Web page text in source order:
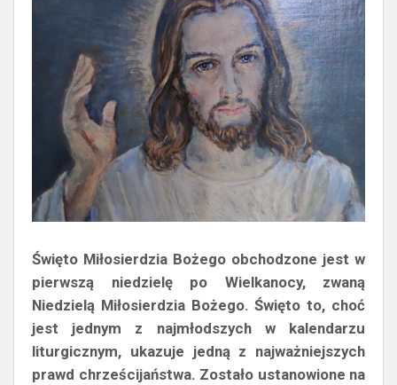
Święto Miłosierdzia Bożego obchodzone jest w
pierwszą niedzielę po Wielkanocy, zwaną
Niedzielą Miłosierdzia Bożego. Święto to, choć
jest jednym z najmłodszych w kalendarzu
liturgicznym, ukazuje jedną z najważniejszych
prawd chrześcijaństwa. Zostało ustanowione na